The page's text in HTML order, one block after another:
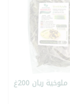
ملوخية ريان 200غ